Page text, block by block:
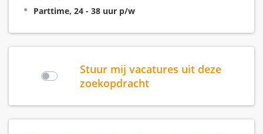
Parttime, 24 - 38 uur p/w
Stuur mij vacatures uit deze
zoekopdracht